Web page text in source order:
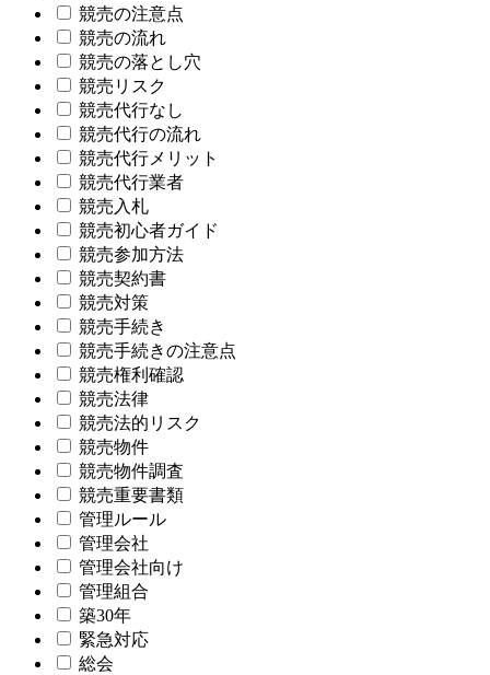
競売の注意点
競売の流れ
競売の落とし穴
競売リスク
競売代行なし
競売代行の流れ
競売代行メリット
競売代行業者
競売入札
競売初心者ガイド
競売参加方法
競売契約書
競売対策
競売手続き
競売手続きの注意点
競売権利確認
競売法律
競売法的リスク
競売物件
競売物件調査
競売重要書類
管理ルール
管理会社
管理会社向け
管理組合
築30年
緊急対応
総会